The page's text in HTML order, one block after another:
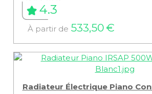
4.3
À partir de 533,50 €
Radiateur Électrique Piano